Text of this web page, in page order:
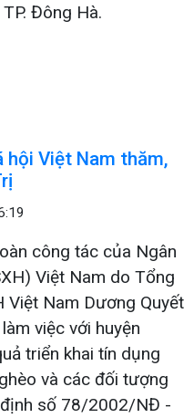
Đông Hà.
hội Việt Nam thăm,
công tác của Ngân
Việt Nam do Tổng
Việt Nam Dương Quyết
việc với huyện
triển khai tín dụng
và các đối tượng
số 78/2002/NĐ -